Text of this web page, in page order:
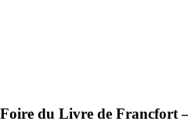
du Livre de